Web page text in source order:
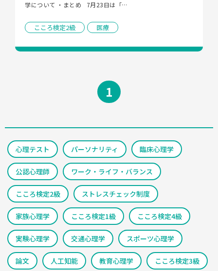
学について ・まとめ   7月23日は「…
こころ検定2級 医療
1
心理テスト パーソナリティ 臨床心理学
公認心理師 ワーク・ライフ・バランス
こころ検定2級 ストレスチェック制度
家族心理学 こころ検定1級 こころ検定4級
実験心理学 交通心理学 スポーツ心理学
論文 人工知能 教育心理学 こころ検定3級